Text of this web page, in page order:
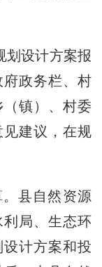
设计方案报
政务栏、村
镇）、村委
建议，在规
县自然资源
局、生态环
计方案和投